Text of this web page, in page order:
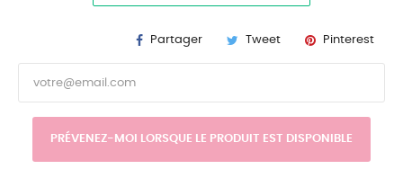
Partager Tweet Pinterest
PRÉVENEZ-MOI LORSQUE LE PRODUIT EST DISPONIBLE